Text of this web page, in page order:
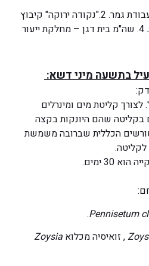
1. תלמיד "מעלה הבשור" – עבודת גמר. 2."נקודה ירוקה" קיבוץ
בתשעה מיני דשא:
קליטת מים ומינרלים
בקליטה שהם היונקות בקצה
הכללית שברובה משמשת
Pennisetum
.
, זואיסיה מכלוא Zoysia